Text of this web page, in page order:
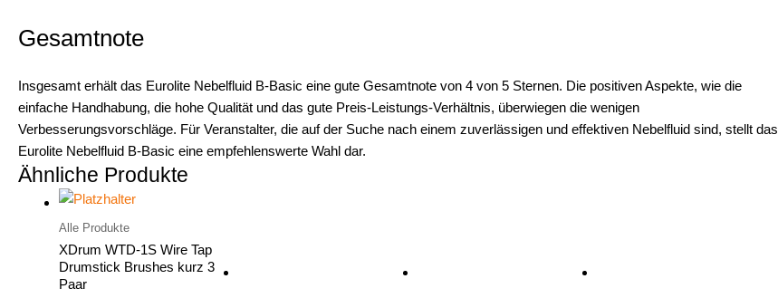
Gesamtnote
Insgesamt erhält das Eurolite Nebelfluid B-Basic eine gute Gesamtnote von 4 von 5 Sternen. Die positiven Aspekte, wie die
einfache Handhabung, die hohe Qualität und das gute Preis-Leistungs-Verhältnis, überwiegen die wenigen
Verbesserungsvorschläge. Für Veranstalter, die auf der Suche nach einem zuverlässigen und effektiven Nebelfluid sind, stellt das
Eurolite Nebelfluid B-Basic eine empfehlenswerte Wahl dar.
Ähnliche Produkte
Alle Produkte
XDrum WTD-1S Wire Tap
Drumstick Brushes kurz 3
Paar